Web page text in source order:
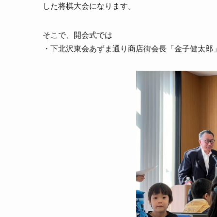
した将棋大会になります。
そこで、開会式では
・下北沢東会あずま通り商店街会長「金子健太郎